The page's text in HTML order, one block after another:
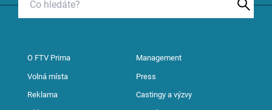
O FTV Prima Management
Volná místa Press
Reklama Castingy a výzvy